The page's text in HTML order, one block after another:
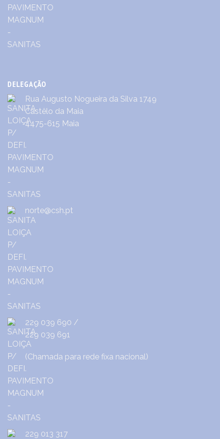
DELEGAÇÃO
Rua Augusto Nogueira da Silva 1749
Castêlo da Maia
4475-615 Maia
norte@csh.pt
229 039 690 /
229 039 691
(Chamada para rede fixa nacional)
229 013 317